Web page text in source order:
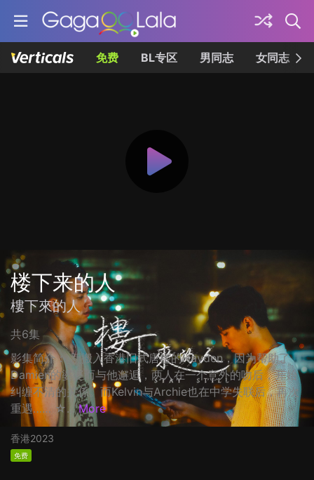
免费 BL专区 男同志 女同志
楼下来的人
樓下來的人
共6集
影集简介： 新搬入香港旧式唐楼的Hayden，因为帮助了
Damien的婆婆而与他邂逅，两人在一个意外的吻后，开始
纠缠不清的关係。而Kelvin与Archie也在中学失联后，再次
重遇…… ☆... More
香港2023
免费